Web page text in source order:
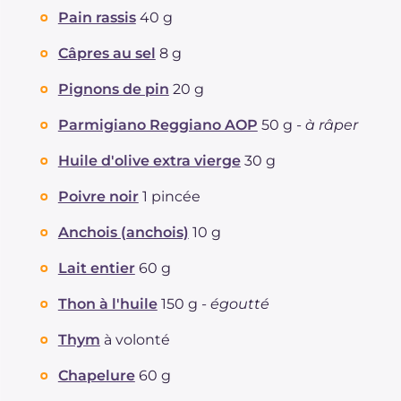
Fibre
Sodium
Pain rassis 40 g
Câpres au sel 8 g
Pignons de pin 20 g
Parmigiano Reggiano AOP 50 g - à râper
Huile d'olive extra vierge 30 g
Poivre noir 1 pincée
Anchois (anchois) 10 g
Lait entier 60 g
Thon à l'huile 150 g - égoutté
Thym à volonté
Chapelure 60 g